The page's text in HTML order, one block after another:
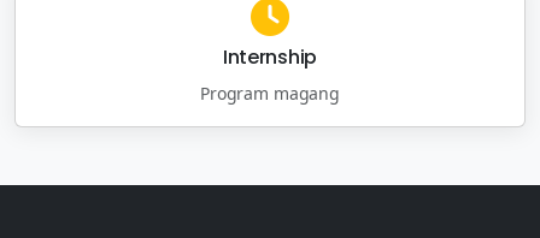
Internship
Program magang